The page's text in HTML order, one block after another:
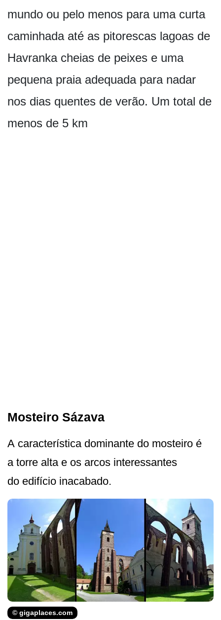
mundo ou pelo menos para uma curta
caminhada até as pitorescas lagoas de
Havranka cheias de peixes e uma
pequena praia adequada para nadar
nos dias quentes de verão. Um total de
menos de 5 km
Mosteiro Sázava
A característica dominante do mosteiro é
a torre alta e os arcos interessantes
do edifício inacabado.
© gigaplaces.com